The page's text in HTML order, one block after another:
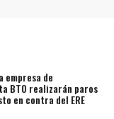
empresa de
BTO realizarán paros
en contra del ERE